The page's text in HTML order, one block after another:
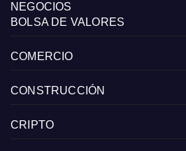
NEGOCIOS
BOLSA DE VALORES
COMERCIO
CONSTRUCCIÓN
CRIPTO